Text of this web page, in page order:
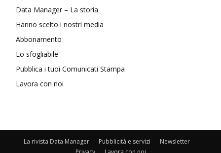
Data Manager – La storia
Hanno scelto i nostri media
Abbonamento
Lo sfogliabile
Pubblica i tuoi Comunicati Stampa
Lavora con noi
La rivista Data Manager Pubblicità e servizi
Newsletter